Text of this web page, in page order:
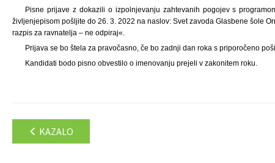
Pisne prijave z dokazili o izpolnjevanju zahtevanih pogojev s
življenjepisom pošljite do 26. 3. 2022 na naslov: Svet zavoda Glasbene šole
razpis za ravnatelja – ne odpiraj«.
Prijava se bo štela za pravočasno, če bo zadnji dan roka s priporočeno
Kandidati bodo pisno obvestilo o imenovanju prejeli v zakonitem roku.
KAZALO